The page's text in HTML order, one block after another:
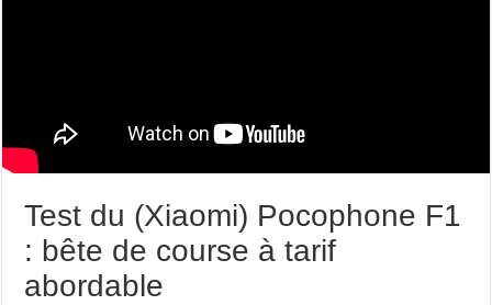
Test du (Xiaomi) Pocophone F1
: bête de course à tarif
abordable